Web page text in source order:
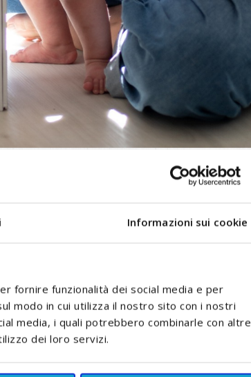
Informazioni sui cookie
fornire funzionalità dei social media e per
modo in cui utilizza il nostro sito con i nostri
media, i quali potrebbero combinarle con altre
dei loro servizi.
DEI NOSTRI CLIENTI